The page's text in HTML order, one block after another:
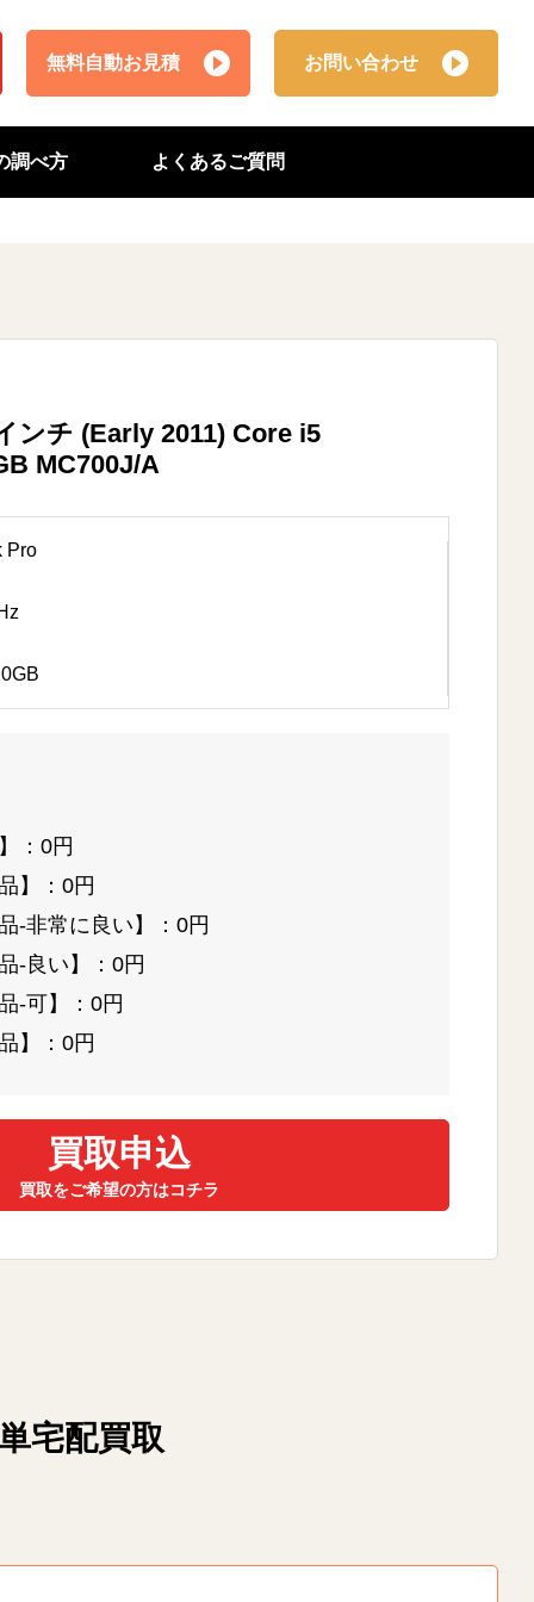
無料自動お見積 お問い合わせ
調べ方 よくあるご質問
ンチ (Early 2011) Core i5
MC700J/A
Pro
：0円
】：0円
-非常に良い】：0円
-良い】：0円
-可】：0円
】：0円
買取申込
買取をご希望の方はコチラ
宅配買取